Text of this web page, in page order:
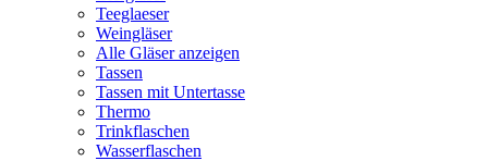
Teeglaeser
Weingläser
Alle Gläser anzeigen
Tassen
Tassen mit Untertasse
Thermo
Trinkflaschen
Wasserflaschen